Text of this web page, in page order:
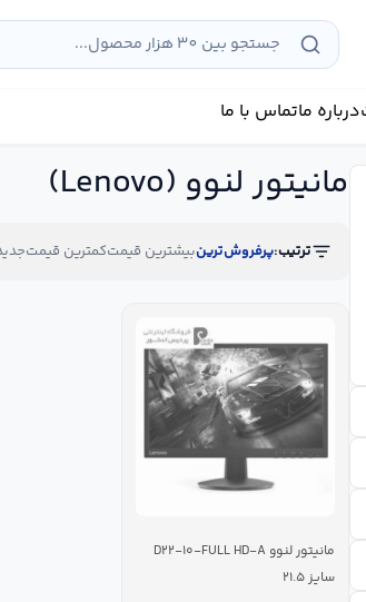
درباره ماتماس با ما
مانیتور لنوو (Lenovo)
ترتیب:پرفروش‌ترینبیشترین قیمتکمترین قیمت
مانیتور لنوو D۲۲-۱۰-FULL HD-A
سایز ۲۱.۵